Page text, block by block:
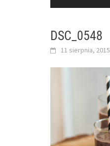
DSC_0548
11 sierpnia, 2015